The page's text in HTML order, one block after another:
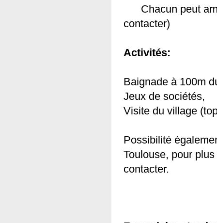
Chacun peut
contacter)
Activités:
Baignade à 100m
Jeux de sociétés,
Visite du village
Possibilité
Toulouse, pour
contacter.